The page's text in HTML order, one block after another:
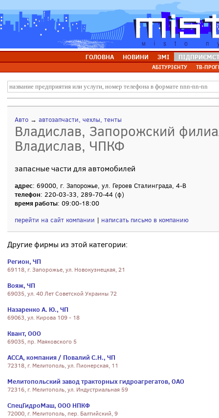
ГОЛОВНА НОВИНИ ЗМІ
АБІТУРІЄНТУ ТВ-
Авто → автозапчасти, чехлы, тенты
Владислав, Запорожский
Владислав, ЧПКФ
запасные части для автомобилей
адрес: 69000, г. Запорожье, ул. Героев Сталинграда, 4-В
телефон: 220-03-33, 289-70-44 (ф)
время работы: 09:00-18:00
перейти на сайт компании | написать письмо в компанию
Другие фирмы из этой категории:
Регион, ЧП
69118, г. Запорожье, ул. Новокузнецкая, 21
Вояж, ЧП
69035, ул. 40 Лет Советской Украины 72
Назаренко А. Ю., ЧП
69063, ул. Кирова 109 - 18
Квант, ООО
69035, пр. Маяковского 5
АССА, компания / Повалий С.Н., ЧП
72318, г. Мелитополь, ул. Пионерская, 11
Мелитопольский завод тракторных гидроагрегатов, ОАО
72316, г. Мелитополь, ул. Индустриальная 59
СпецГидроМаш, ООО НПКФ
72000, г. Мелитополь, пер. Балтийский, 9